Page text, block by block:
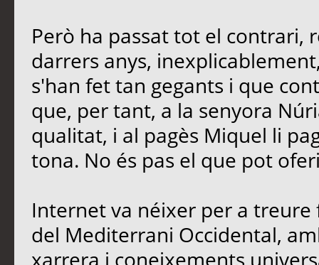
Però ha passat tot el contrari,
darrers anys,
s'han fet tan gegants i que
que, per tant, a la senyora
qualitat, i al pagès Miquel li
tona. No és pas el que pot
Internet va néixer per a
del Mediterrani Occidental,
xarrera i coneixements